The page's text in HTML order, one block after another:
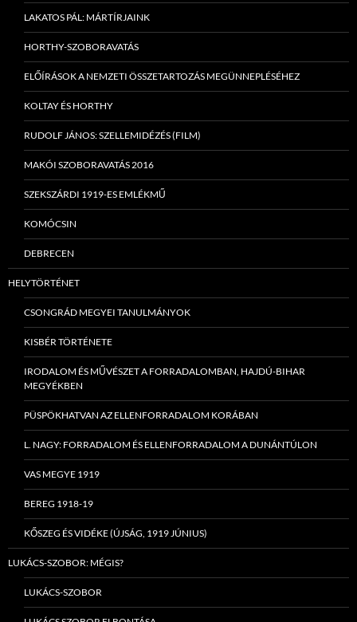
LAKATOS PÁL: MÁRTÍRJAINK
HORTHY-SZOBORAVATÁS
ELŐÍRÁSOK A NEMZETI ÖSSZETARTOZÁS MEGÜNNEPLÉSÉHEZ
KOLTAY ÉS HORTHY
RUDOLF JÁNOS: SZELLEMIDÉZÉS (FILM)
MAKÓI SZOBORAVATÁS 2016
SZEKSZÁRDI 1919-ES EMLÉKMŰ
KOMÓCSIN
DEBRECEN
HELYTÖRTÉNET
CSONGRÁD MEGYEI TANULMÁNYOK
KISBÉR TÖRTÉNETE
IRODALOM ÉS MŰVÉSZET A FORRADALOMBAN, HAJDÚ-BIHAR
MEGYÉKBEN
PÜSPÖKHATVAN AZ ELLENFORRADALOM KORÁBAN
L. NAGY: FORRADALOM ÉS ELLENFORRADALOM A DUNÁNTÚLON
VAS MEGYE 1919
BEREG 1918-19
KŐSZEG ÉS VIDÉKE (ÚJSÁG, 1919 JÚNIUS)
LUKÁCS-SZOBOR: MÉGIS?
LUKÁCS-SZOBOR